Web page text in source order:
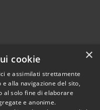
© 2026 • Comune di
×
cookie
e assimilati strettamente
alla navigazione del sito,
al solo fine di elaborare
e anonime.